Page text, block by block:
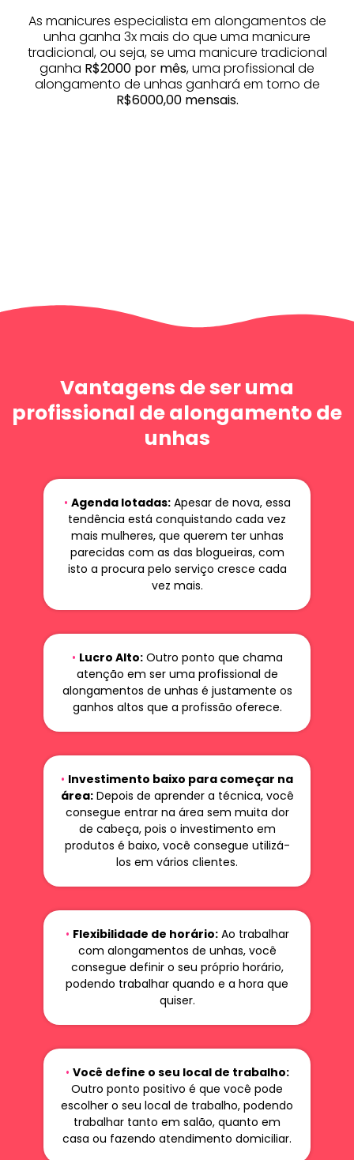
As manicures especialista em alongamentos de
unha ganha 3x mais do que uma manicure
tradicional, ou seja, se uma manicure tradicional
ganha R$2000 por mês, uma profissional de
alongamento de unhas ganhará em torno de
R$6000,00 mensais.
Vantagens de ser uma
profissional de alongamento de
unhas
• Agenda lotadas:Apesar de nova, essa
tendência está conquistando cada vez
mais mulheres, que querem ter unhas
parecidas com as das blogueiras, com
isto a procura pelo serviço cresce cada
vez mais.
• Lucro Alto:Outro ponto que chama
atenção em ser uma profissional de
alongamentos de unhas é justamente os
ganhos altos que a profissão oferece.
• Investimento baixo para começar na
área:Depois de aprender a técnica, você
consegue entrar na área sem muita dor
de cabeça, pois o investimento em
produtos é baixo, você consegue utilizá-
los em vários clientes.
• Flexibilidade de horário:Ao trabalhar
com alongamentos de unhas, você
consegue definir o seu próprio horário,
podendo trabalhar quando e a hora que
quiser.
• Você define o seu local de trabalho:
Outro ponto positivo é que você pode
escolher o seu local de trabalho, podendo
trabalhar tanto em salão, quanto em
casa ou fazendo atendimento domiciliar.